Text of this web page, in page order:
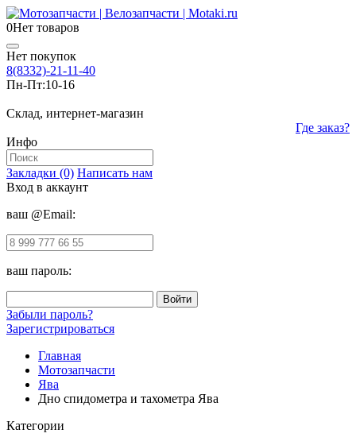
0Нет товаров
Нет покупок
8(8332)-21-11-40
Пн-Пт:10-16
Склад, интернет-магазин
Где заказ?
Инфо
Закладки (0) Написать нам
Вход в аккаунт
ваш @Email:
ваш пароль:
Забыли пароль?
Зарегистрироваться
Главная
Мотозапчасти
Ява
Дно спидометра и тахометра Ява
Категории